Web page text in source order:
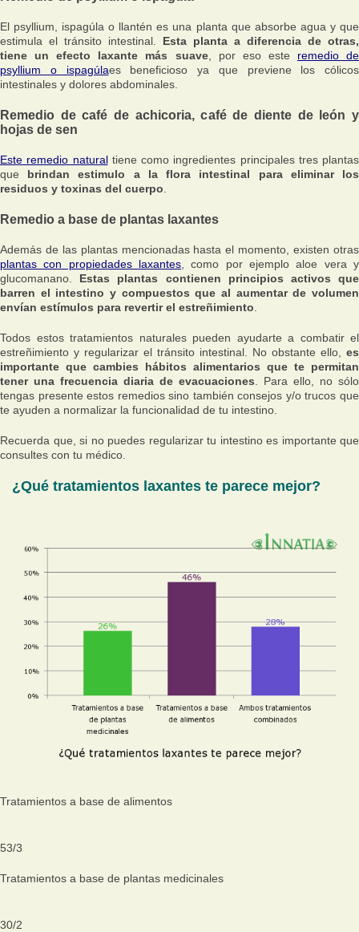
El psyllium, ispagúla o llantén es una planta que absorbe agua y que
estimula el tránsito intestinal. Esta planta a diferencia de otras,
tiene un efecto laxante más suave, por eso este remedio de
psyllium o ispagúlaes beneficioso ya que previene los cólicos
intestinales y dolores abdominales.
Remedio de café de achicoria, café de diente de león y
hojas de sen
Este remedio naturaltiene como ingredientes principales tres plantas
que brindan estimulo a la flora intestinal para eliminar los
residuos y toxinas del cuerpo.
Remedio a base de plantas laxantes
Además de las plantas mencionadas hasta el momento, existen otras
plantas con propiedades laxantes, como por ejemplo aloe vera y
glucomanano. Estas plantas contienen principios activos que
barren el intestino y compuestos que al aumentar de volumen
envían estímulos para revertir el estreñimiento.
Todos estos tratamientos naturales pueden ayudarte a combatir el
estreñimiento y regularizar el tránsito intestinal. No obstante ello, es
importante que cambies hábitos alimentarios que te permitan
tener una frecuencia diaria de evacuaciones. Para ello, no sólo
tengas presente estos remedios sino también consejos y/o trucos que
te ayuden a normalizar la funcionalidad de tu intestino.
Recuerda que, si no puedes regularizar tu intestino es importante que
consultes con tu médico.
¿Qué tratamientos laxantes te parece mejor?
Tratamientos a base de alimentos
53/3
Tratamientos a base de plantas medicinales
30/2